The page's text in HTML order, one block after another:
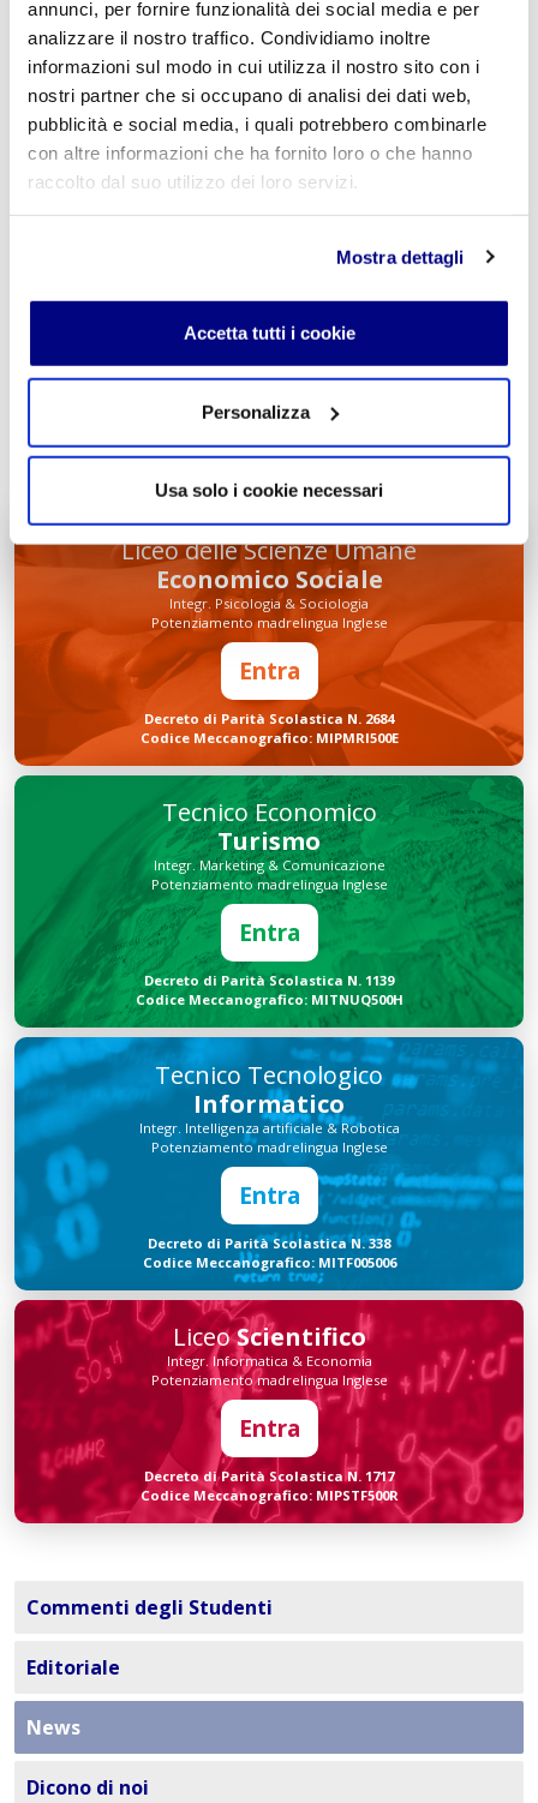
annunci, per fornire funzionalità dei social media e per
analizzare il nostro traffico. Condividiamo inoltre
informazioni sul modo in cui utilizza il nostro sito con i
nostri partner che si occupano di analisi dei dati web,
pubblicità e social media, i quali potrebbero combinarle
con altre informazioni che ha fornito loro o che hanno
raccolto dal suo utilizzo dei loro servizi.
Mostra dettagli
Accetta tutti i cookie
Personalizza
Usa solo i cookie necessari
Commento*
Acconsento al trattamento deidati personali.*
Liceo delle Scienze Umane
Economico Sociale
Integr. Psicologia & Sociologia
Potenziamento madrelingua Inglese
Entra
Decreto di Parità Scolastica N. 2684
Codice Meccanografico: MIPMRI500E
Tecnico Economico
Turismo
Integr. Marketing & Comunicazione
Potenziamento madrelingua Inglese
Entra
Decreto di Parità Scolastica N. 1139
Codice Meccanografico: MITNUQ500H
Tecnico Tecnologico
Informatico
Integr. Intelligenza artificiale & Robotica
Potenziamento madrelingua Inglese
Entra
Decreto di Parità Scolastica N. 338
Codice Meccanografico: MITF005006
LiceoScientifico
Integr. Informatica & Economia
Potenziamento madrelingua Inglese
Entra
Decreto di Parità Scolastica N. 1717
Codice Meccanografico: MIPSTF500R
Commenti degli Studenti
Editoriale
News
Dicono di noi